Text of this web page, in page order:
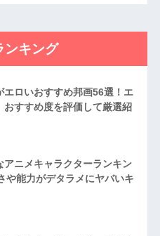
ンキング
エロいおすすめ邦画56選！エ
おすすめ度を評価して厳選紹
アニメキャラクターランキン
や能力がデタラメにヤバいキ